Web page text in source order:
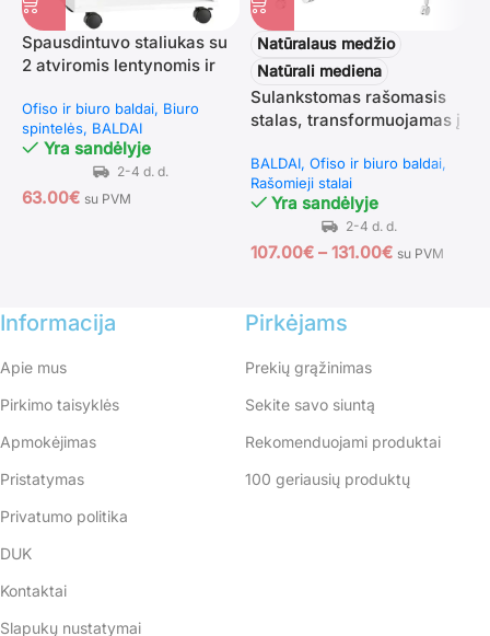
Spausdintuvo staliukas su
2 atviromis lentynomis ir
Ofiso ir biuro baldai Biuro
spintelės BALDAI
Yra sandėlyje
63.00€ su PVM
Natūralaus medžio
Natūrali mediena
Sulankstomas rašomasis
stalas, transformuojamas į
BALDAI Ofiso ir biuro baldai
Rašomieji stalai
Yra sandėlyje
107.00€ – 131.00€ su PVM
Informacija
Apie mus
Pirkimo taisyklės
Apmokėjimas
Pristatymas
Privatumo politika
DUK
Kontaktai
Slapukų nustatymai
Pirkėjams
Prekių grąžinimas
Sekite savo siuntą
Rekomenduojami produktai
100 geriausių produktų